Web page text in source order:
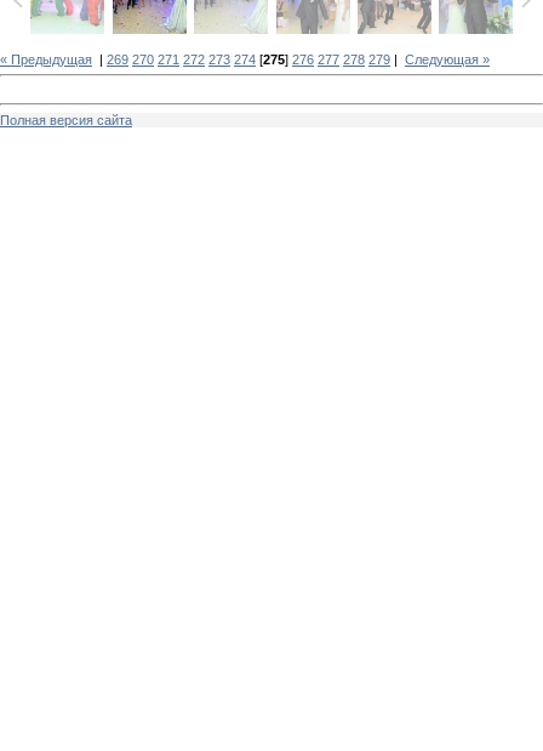
« Предыдущая 269 270 271 272 273 274 [275] 276 277 278 279 Следующая »
Полная версия сайта